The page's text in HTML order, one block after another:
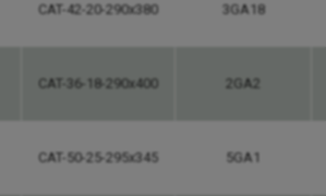
CAT-42-20-290x380 3GA18
CAT-36-18-290x400 2GA2
CAT-50-25-295x345 5GA1